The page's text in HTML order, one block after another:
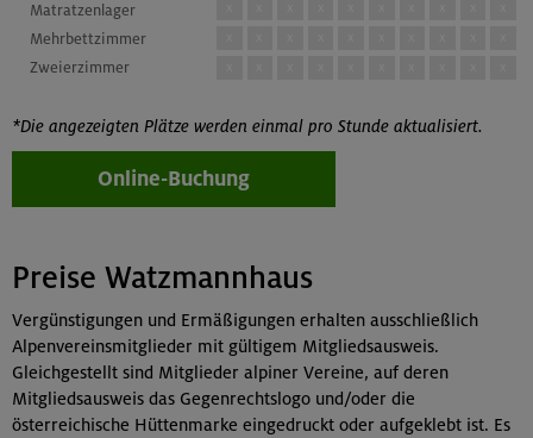
Matratzenlager
Mehrbettzimmer
Zweierzimmer
*Die angezeigten Plätze werden einmal pro Stunde aktualisiert.
Online-Buchung
Preise Watzmannhaus
Vergünstigungen und Ermäßigungen erhalten ausschließlich
Alpenvereinsmitglieder mit gültigem Mitgliedsausweis.
Gleichgestellt sind Mitglieder alpiner Vereine, auf deren
Mitgliedsausweis das Gegenrechtslogo und/oder die
österreichische Hüttenmarke eingedruckt oder aufgeklebt ist. Es